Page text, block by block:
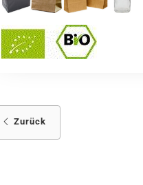
Zurück